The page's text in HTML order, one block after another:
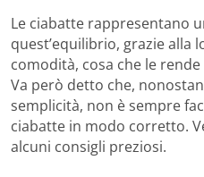
Le ciabatte rappresentano
quest’equilibrio, grazie alla
comodità, cosa che le
Va però detto che,
semplicità, non è sempre
ciabatte in modo corretto.
alcuni consigli preziosi.